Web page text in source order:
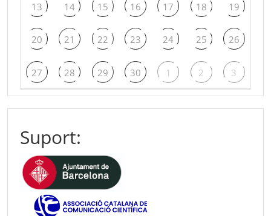
13 14 15 16 17 18 19
20 21 22 23 24 25 26
27 28 29 30 1 2 3
Suport: